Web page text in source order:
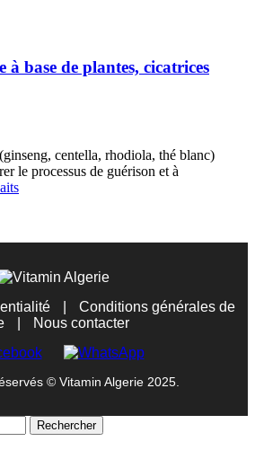
à base de plantes, cicatrices
centella, rhodiola, thé blanc)
le processus de guérison et à
Conditions générales de
Nous contacter
© Vitamin Algerie 2025.
Rechercher